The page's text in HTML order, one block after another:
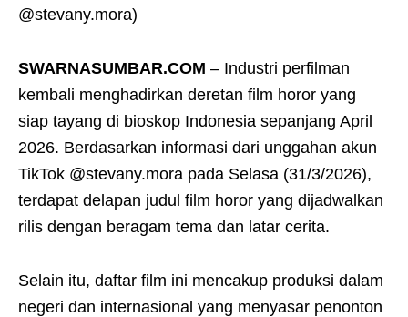
@stevany.mora)
SWARNASUMBAR.COM – Industri perfilman
kembali menghadirkan deretan film horor yang
siap tayang di bioskop Indonesia sepanjang April
2026. Berdasarkan informasi dari unggahan akun
TikTok @stevany.mora pada Selasa (31/3/2026),
terdapat delapan judul film horor yang dijadwalkan
rilis dengan beragam tema dan latar cerita.
Selain itu, daftar film ini mencakup produksi dalam
negeri dan internasional yang menyasar penonton